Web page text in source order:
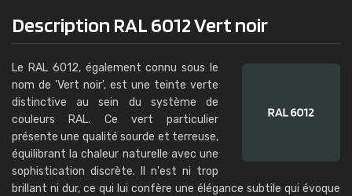
Description RAL 6012 Vert noir
Le RAL 6012, également connu sous le
nom de 'Vert noir', est une teinte verte
distinctive au sein du système de
couleurs RAL. Ce vert particulier
présente une qualité sourde et terreuse,
équilibrant la chaleur naturelle avec une
sophistication discrète. Il n'est ni trop
brillant ni dur, ce qui lui confère une élégance subtile qui évoque